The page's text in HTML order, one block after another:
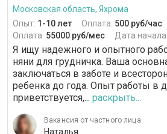
Московская область, Яхрома
Опыт: 1-10 лет Оплата: 500 руб/час
Оплата: 55000 руб/мес Дата
Я ищу надежного и опытного
няни для грудничка. Ваша
заключаться в заботе и
ребенка до года. Опыт работы в
приветствуется,... раскрыть...
Вакансия от частного лица
Наталья